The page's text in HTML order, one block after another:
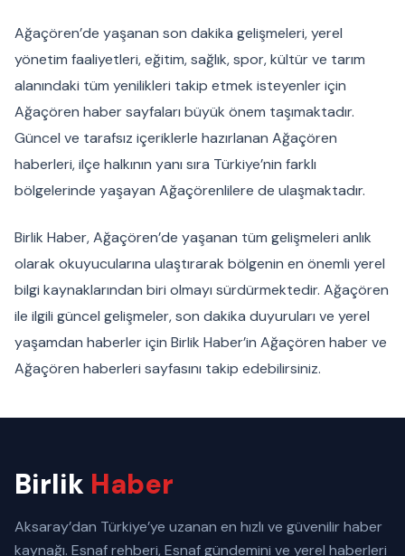
Ağaçören’de yaşanan son dakika gelişmeleri, yerel
yönetim faaliyetleri, eğitim, sağlık, spor, kültür ve tarım
alanındaki tüm yenilikleri takip etmek isteyenler için
Ağaçören haber sayfaları büyük önem taşımaktadır.
Güncel ve tarafsız içeriklerle hazırlanan Ağaçören
haberleri, ilçe halkının yanı sıra Türkiye’nin farklı
bölgelerinde yaşayan Ağaçörenlilere de ulaşmaktadır.
Birlik Haber, Ağaçören’de yaşanan tüm gelişmeleri anlık
olarak okuyucularına ulaştırarak bölgenin en önemli yerel
bilgi kaynaklarından biri olmayı sürdürmektedir. Ağaçören
ile ilgili güncel gelişmeler, son dakika duyuruları ve yerel
yaşamdan haberler için Birlik Haber’in Ağaçören haber ve
Ağaçören haberleri sayfasını takip edebilirsiniz.
Birlik Haber
Aksaray’dan Türkiye’ye uzanan en hızlı ve güvenilir haber
kaynağı. Esnaf rehberi, Esnaf gündemini ve yerel haberleri